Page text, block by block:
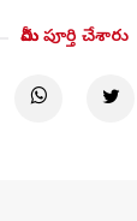
మీరు పూర్తి చేశారు